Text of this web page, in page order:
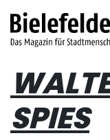
SPIES